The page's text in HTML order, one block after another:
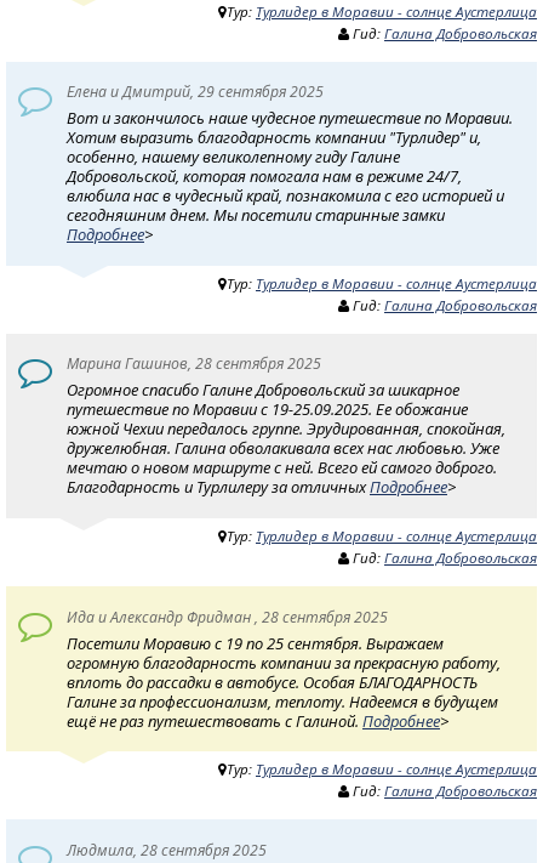
Тур: Турлидер в Моравии - солнце Аустерлица
Гид: Галина Добровольская
Елена и Дмитрий, 29 сентября 2025
Вот и закончилось наше чудесное путешествие по Моравии.
Хотим выразить благодарность компании "Турлидер" и,
особенно, нашему великолепному гиду Галине
Добровольской, которая помогала нам в режиме 24/7,
влюбила нас в чудесный край, познакомила с его историей и
сегодняшним днем. Мы посетили старинные замки
Подробнее>
Тур: Турлидер в Моравии - солнце Аустерлица
Гид: Галина Добровольская
Марина Гашинов, 28 сентября 2025
Огромное спасибо Галине Добровольский за шикарное
путешествие по Моравии с 19-25.09.2025. Ее обожание
южной Чехии передалось группе. Эрудированная, спокойная,
дружелюбная. Галина обволакивала всех нас любовью. Уже
мечтаю о новом маршруте с ней. Всего ей самого доброго.
Благодарность и Турлилеру за отличныхПодробнее>
Тур: Турлидер в Моравии - солнце Аустерлица
Гид: Галина Добровольская
Ида и Александр Фридман , 28 сентября 2025
Посетили Моравию с 19 по 25 сентября. Выражаем
огромную благодарность компании за прекрасную работу,
вплоть до рассадки в автобусе. Особая БЛАГОДАРНОСТЬ
Галине за профессионализм, теплоту. Надеемся в будущем
ещё не раз путешествовать с Галиной. Подробнее>
Тур: Турлидер в Моравии - солнце Аустерлица
Гид: Галина Добровольская
Людмила, 28 сентября 2025